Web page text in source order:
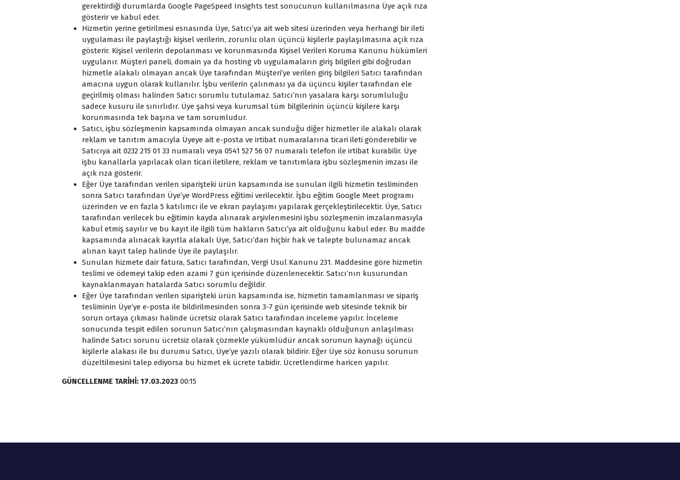
gerektirdiği durumlarda Google PageSpeed Insights test sonucunun kullanılmasına Üye açık rıza
gösterir ve kabul eder.
Hizmetin yerine getirilmesi esnasında Üye, Satıcı’ya ait web sitesi üzerinden veya herhangi bir ileti
uygulaması ile paylaştığı kişisel verilerin, zorunlu olan üçüncü kişilerle paylaşılmasına açık rıza
gösterir. Kişisel verilerin depolanması ve korunmasında Kişisel Verileri Koruma Kanunu hükümleri
uygulanır. Müşteri paneli, domain ya da hosting vb uygulamaların giriş bilgileri gibi doğrudan
hizmetle alakalı olmayan ancak Üye tarafından Müşteri’ye verilen giriş bilgileri Satıcı tarafından
amacına uygun olarak kullanılır. İşbu verilerin çalınması ya da üçüncü kişiler tarafından ele
geçirilmiş olması halinden Satıcı sorumlu tutulamaz. Satıcı’nın yasalara karşı sorumluluğu
sadece kusuru ile sınırlıdır. Üye şahsi veya kurumsal tüm bilgilerinin üçüncü kişilere karşı
korunmasında tek başına ve tam sorumludur.
Satıcı, işbu sözleşmenin kapsamında olmayan ancak sunduğu diğer hizmetler ile alakalı olarak
reklam ve tanıtım amacıyla Üyeye ait e-posta ve irtibat numaralarına ticari ileti gönderebilir ve
Satıcıya ait 0232 215 01 33 numaralı veya 0541 527 56 07 numaralı telefon ile irtibat kurabilir. Üye
işbu kanallarla yapılacak olan ticari iletilere, reklam ve tanıtımlara işbu sözleşmenin imzası ile
açık rıza gösterir.
Eğer Üye tarafından verilen siparişteki ürün kapsamında ise sunulan ilgili hizmetin tesliminden
sonra Satıcı tarafından Üye’ye WordPress eğitimi verilecektir. İşbu eğitim Google Meet programı
üzerinden ve en fazla 5 katılımcı ile ve ekran paylaşımı yapılarak gerçekleştirilecektir. Üye, Satıcı
tarafından verilecek bu eğitimin kayda alınarak arşivlenmesini işbu sözleşmenin imzalanmasıyla
kabul etmiş sayılır ve bu kayıt ile ilgili tüm hakların Satıcı’ya ait olduğunu kabul eder. Bu madde
kapsamında alınacak kayıtla alakalı Üye, Satıcı’dan hiçbir hak ve talepte bulunamaz ancak
alınan kayıt talep halinde Üye ile paylaşılır.
Sunulan hizmete dair fatura, Satıcı tarafından, Vergi Usul Kanunu 231. Maddesine göre hizmetin
teslimi ve ödemeyi takip eden azami 7 gün içerisinde düzenlenecektir. Satıcı’nın kusurundan
kaynaklanmayan hatalarda Satıcı sorumlu değildir.
Eğer Üye tarafından verilen siparişteki ürün kapsamında ise, hizmetin tamamlanması ve sipariş
tesliminin Üye’ye e-posta ile bildirilmesinden sonra 3-7 gün içerisinde web sitesinde teknik bir
sorun ortaya çıkması halinde ücretsiz olarak Satıcı tarafından inceleme yapılır. İnceleme
sonucunda tespit edilen sorunun Satıcı’nın çalışmasından kaynaklı olduğunun anlaşılması
halinde Satıcı sorunu ücretsiz olarak çözmekle yükümlüdür ancak sorunun kaynağı üçüncü
kişilerle alakası ile bu durumu Satıcı, Üye’ye yazılı olarak bildirir. Eğer Üye söz konusu sorunun
düzeltilmesini talep ediyorsa bu hizmet ek ücrete tabidir. Ücretlendirme haricen yapılır.
GÜNCELLENME TARİHİ: 17.03.2023 00:15